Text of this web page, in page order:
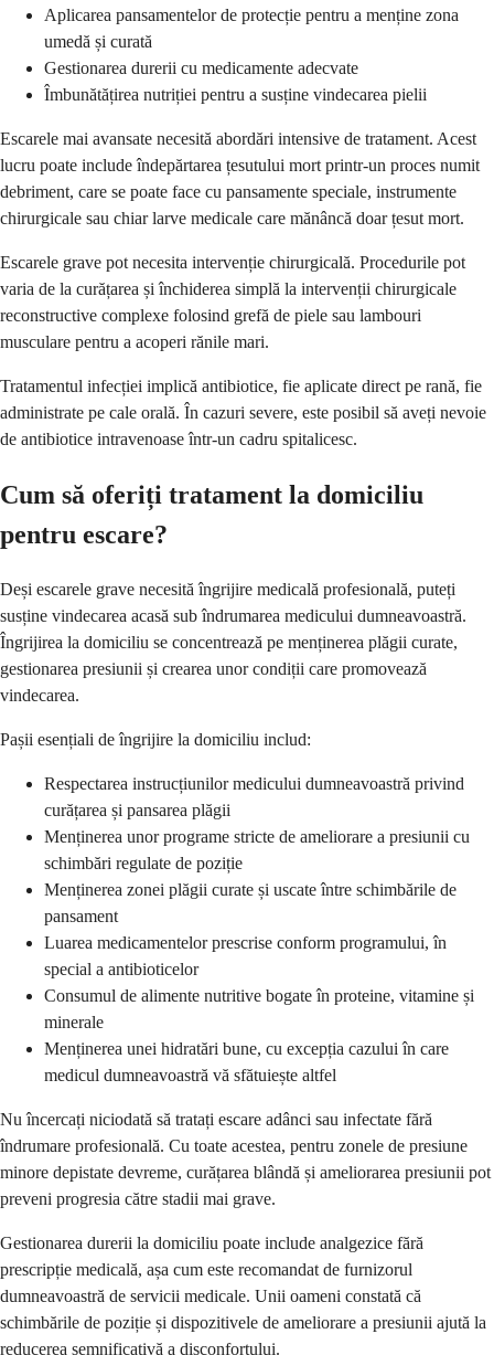
Aplicarea pansamentelor de protecție pentru a menține zona
umedă și curată
Gestionarea durerii cu medicamente adecvate
Îmbunătățirea nutriției pentru a susține vindecarea pielii
Escarele mai avansate necesită abordări intensive de tratament. Acest
lucru poate include îndepărtarea țesutului mort printr-un proces numit
debriment, care se poate face cu pansamente speciale, instrumente
chirurgicale sau chiar larve medicale care mănâncă doar țesut mort.
Escarele grave pot necesita intervenție chirurgicală. Procedurile pot
varia de la curățarea și închiderea simplă la intervenții chirurgicale
reconstructive complexe folosind grefă de piele sau lambouri
musculare pentru a acoperi rănile mari.
Tratamentul infecției implică antibiotice, fie aplicate direct pe rană, fie
administrate pe cale orală. În cazuri severe, este posibil să aveți nevoie
de antibiotice intravenoase într-un cadru spitalicesc.
Cum să oferiți tratament la domiciliu
pentru escare?
Deși escarele grave necesită îngrijire medicală profesională, puteți
susține vindecarea acasă sub îndrumarea medicului dumneavoastră.
Îngrijirea la domiciliu se concentrează pe menținerea plăgii curate,
gestionarea presiunii și crearea unor condiții care promovează
vindecarea.
Pașii esențiali de îngrijire la domiciliu includ:
Respectarea instrucțiunilor medicului dumneavoastră privind
curățarea și pansarea plăgii
Menținerea unor programe stricte de ameliorare a presiunii cu
schimbări regulate de poziție
Menținerea zonei plăgii curate și uscate între schimbările de
pansament
Luarea medicamentelor prescrise conform programului, în
special a antibioticelor
Consumul de alimente nutritive bogate în proteine, vitamine și
minerale
Menținerea unei hidratări bune, cu excepția cazului în care
medicul dumneavoastră vă sfătuiește altfel
Nu încercați niciodată să tratați escare adânci sau infectate fără
îndrumare profesională. Cu toate acestea, pentru zonele de presiune
minore depistate devreme, curățarea blândă și ameliorarea presiunii pot
preveni progresia către stadii mai grave.
Gestionarea durerii la domiciliu poate include analgezice fără
prescripție medicală, așa cum este recomandat de furnizorul
dumneavoastră de servicii medicale. Unii oameni constată că
schimbările de poziție și dispozitivele de ameliorare a presiunii ajută la
reducerea semnificativă a disconfortului.